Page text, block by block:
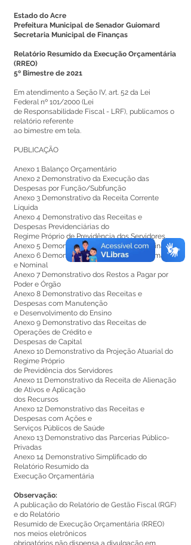
Estado do Acre
Prefeitura Municipal de Senador Guiomard
Secretaria Municipal de Finanças
Relatório Resumido da Execução Orçamentária
(RREO)
5º Bimestre de 2021
Em atendimento a Seção IV, art. 52 da Lei
Federal nº 101/2000 (Lei
de Responsabilidade Fiscal - LRF), publicamos o
relatório referente
ao bimestre em tela.
PUBLICAÇÃO
Anexo 1 Balanço Orçamentário
Anexo 2 Demonstrativo da Execução das
Despesas por Função/Subfunção
Anexo 3 Demonstrativo da Receita Corrente
Líquida
Anexo 4 Demonstrativo das Receitas e
Despesas Previdenciárias do
Regime Próprio de Previdência dos Servidores
Anexo 5 Demonstrativo do Resultado Nominal
Anexo 6 Demonstrativo dos Resultados Primário
e Nominal
Anexo 7 Demonstrativo dos Restos a Pagar por
Poder e Órgão
Anexo 8 Demonstrativo das Receitas e
Despesas com Manutenção
e Desenvolvimento do Ensino
Anexo 9 Demonstrativo das Receitas de
Operações de Crédito e
Despesas de Capital
Anexo 10 Demonstrativo da Projeção Atuarial do
Regime Próprio
de Previdência dos Servidores
Anexo 11 Demonstrativo da Receita de Alienação
de Ativos e Aplicação
dos Recursos
Anexo 12 Demonstrativo das Receitas e
Despesas com Ações e
Serviços Públicos de Saúde
Anexo 13 Demonstrativo das Parcerias Público-
Privadas
Anexo 14 Demonstrativo Simplificado do
Relatório Resumido da
Execução Orçamentária
Observação:
A publicação do Relatório de Gestão Fiscal (RGF)
e do Relatório
Resumido de Execução Orçamentária (RREO)
nos meios eletrônicos
obrigatórios não dispensa a divulgação em